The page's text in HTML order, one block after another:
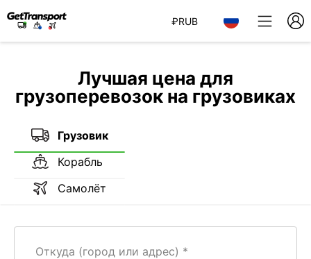
₽RUB
Лучшая цена для
грузоперевозок на грузовиках
Грузовик
Корабль
Самолёт
Откуда (город или адрес)